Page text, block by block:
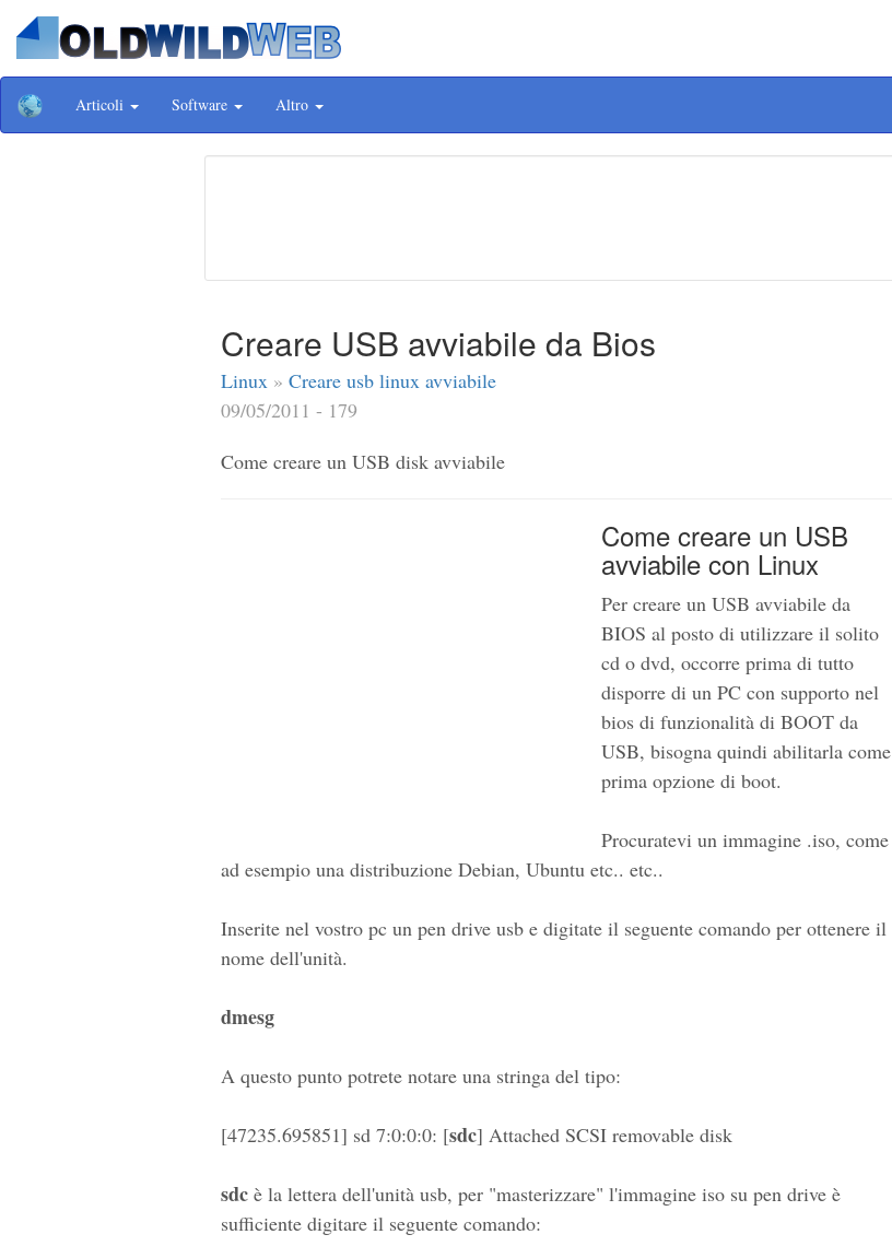
Articoli Software Altro
Creare USB avviabile da Bios
Linux » Creare usb linux avviabile
09/05/2011 - 179
Come creare un USB disk avviabile
Come creare un USB
avviabile con Linux
Per creare un USB avviabile da
BIOS al posto di utilizzare il solito
cd o dvd, occorre prima di tutto
disporre di un PC con supporto nel
bios di funzionalità di BOOT da
USB, bisogna quindi abilitarla come
prima opzione di boot.
Procuratevi un immagine .iso, come
ad esempio una distribuzione Debian, Ubuntu etc.. etc..
Inserite nel vostro pc un pen drive usb e digitate il seguente comando per ottenere il
nome dell'unità.
dmesg
A questo punto potrete notare una stringa del tipo:
[47235.695851] sd 7:0:0:0: [sdc] Attached SCSI removable disk
sdc è la lettera dell'unità usb, per "masterizzare" l'immagine iso su pen drive è
sufficiente digitare il seguente comando: